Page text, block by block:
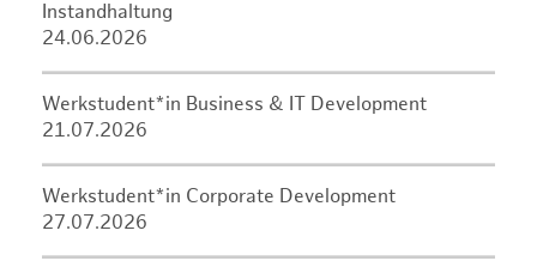
Instandhaltung
24.06.2026
Werkstudent*in Business & IT Development
21.07.2026
Werkstudent*in Corporate Development
27.07.2026